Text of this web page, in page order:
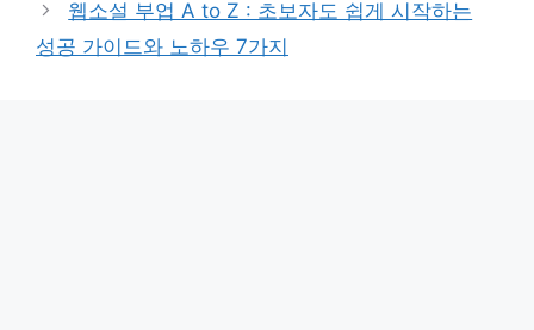
웹소설 부업 A to Z : 초보자도 쉽게 시작하는
성공 가이드와 노하우 7가지